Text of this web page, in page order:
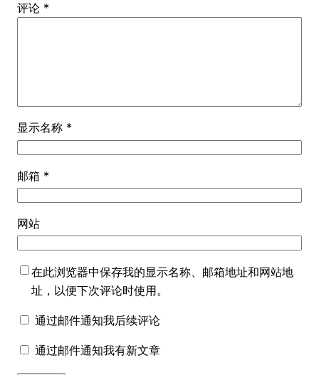
评论 *
显示名称 *
邮箱 *
网站
在此浏览器中保存我的显示名称、邮箱地址和网站地
址，以便下次评论时使用。
通过邮件通知我后续评论
通过邮件通知我有新文章